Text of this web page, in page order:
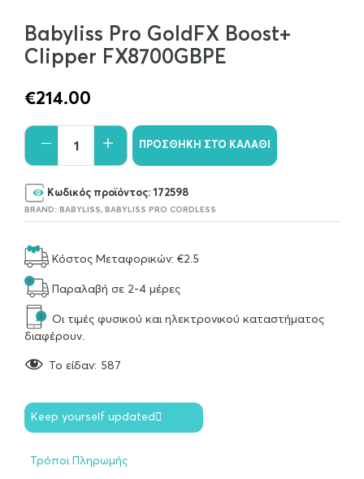
Babyliss Pro GoldFX Boost+
Clipper FX8700GBPE
€214.00
ΠΡΟΣΘΉΚΗ ΣΤΟ ΚΑΛΆΘΙ
Κωδικός προϊόντος: 172598
BRAND: BABYLISS, BABYLISS PRO CORDLESS
Κόστος Μεταφορικών: €2.5
Παραλαβή σε 2-4 μέρες
Οι τιμές φυσικού και ηλεκτρονικού καταστήματος
διαφέρουν.
To είδαν: 587
Keep yourself updated
Τρόποι Πληρωμής